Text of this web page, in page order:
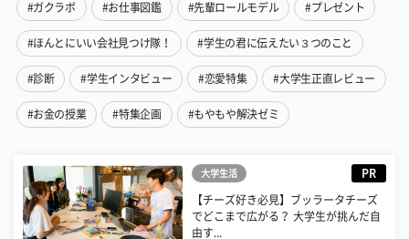
#ガクラボ #お仕事図鑑 #先輩ロールモデル #プレゼント
#ほんとにいい会社見つけ隊！ #学生の君に伝えたい３つのこと
#診断 #学生インタビュー #恋愛特集 #大学生正直レビュー
#お金の授業 #特集企画 #もやもや解決ゼミ
大学生活 PR
【チーズ好き必見】ブッラータチーズ
でどこまで広がる？ 大学生が挑んだ自
由す...